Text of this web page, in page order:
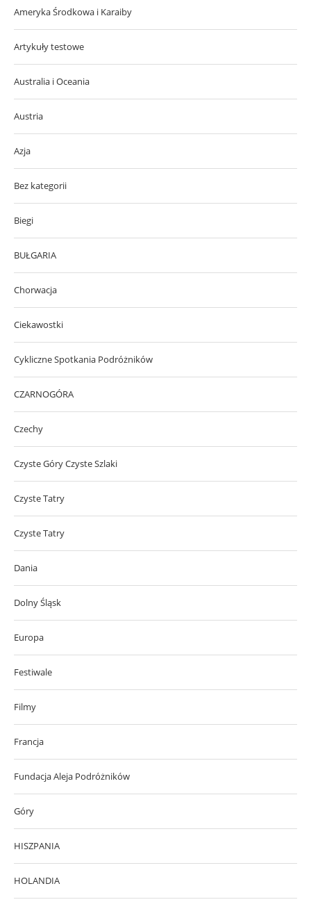
Ameryka Środkowa i Karaiby
Artykuły testowe
Australia i Oceania
Austria
Azja
Bez kategorii
Biegi
BUŁGARIA
Chorwacja
Ciekawostki
Cykliczne Spotkania Podróżników
CZARNOGÓRA
Czechy
Czyste Góry Czyste Szlaki
Czyste Tatry
Czyste Tatry
Dania
Dolny Śląsk
Europa
Festiwale
Filmy
Francja
Fundacja Aleja Podróżników
Góry
HISZPANIA
HOLANDIA